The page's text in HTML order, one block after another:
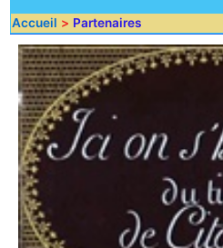
Accueil Partenaires